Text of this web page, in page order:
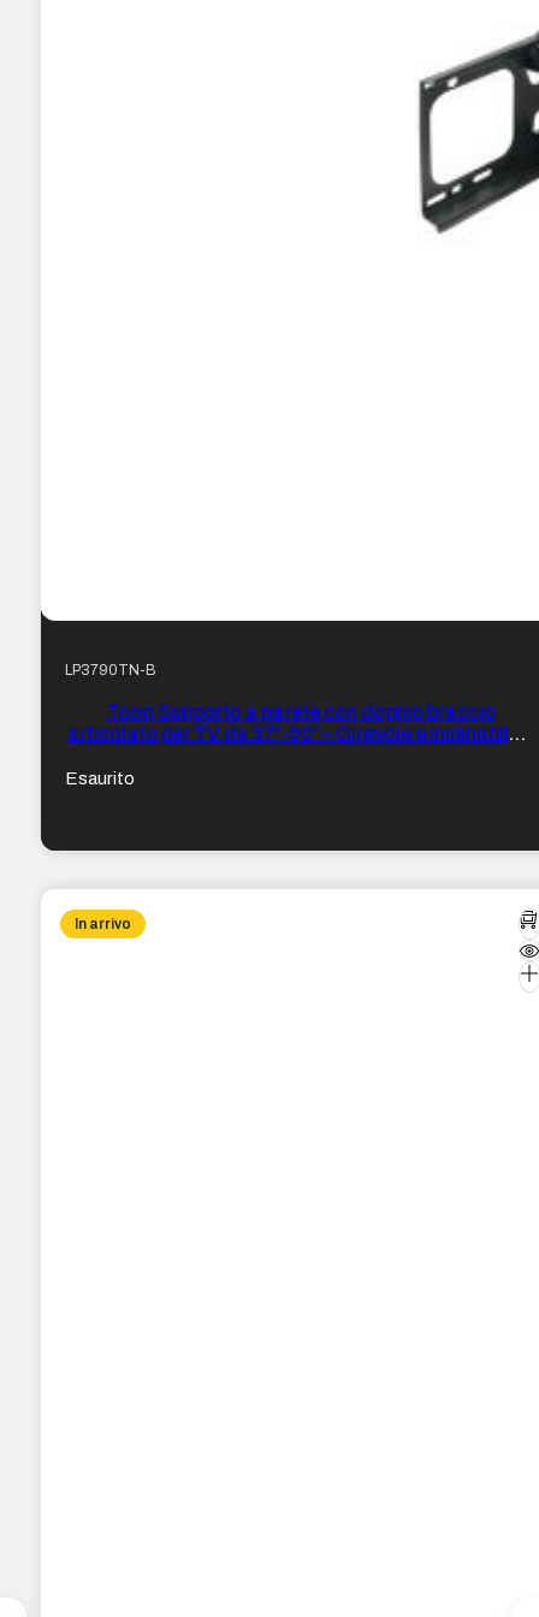
LP3790TN-B
Tooq Supporto a parete con doppio braccio
articolato per TV da 37″-90″ – Girevole e inclinabile –
Esaurito
In arrivo